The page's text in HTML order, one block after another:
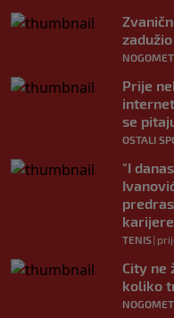
NOGOMET
Prije
se
OSTALI
"I
karijere
TENIS|
City ne
koliko
NOGOMET